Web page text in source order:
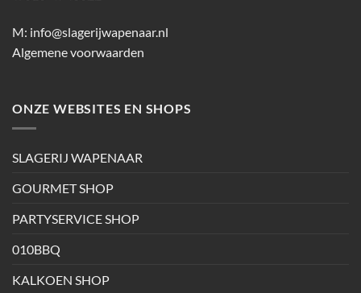
M: info@slagerijwapenaar.nl
Algemene voorwaarden
ONZE WEBSITES EN SHOPS
SLAGERIJ WAPENAAR
GOURMET SHOP
PARTYSERVICE SHOP
010BBQ
KALKOEN SHOP